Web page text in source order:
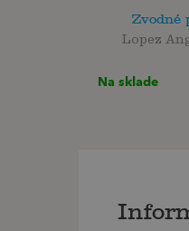
Zvodné
Lopez
Na sklade